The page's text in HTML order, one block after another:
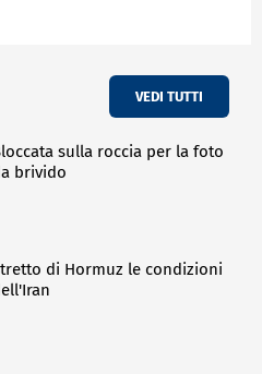
VEDI TUTTI
sulla roccia per la foto
brivido
di Hormuz le condizioni